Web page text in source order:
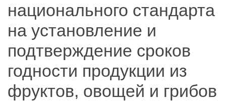
национального стандарта
на установление и
подтверждение сроков
годности продукции из
фруктов, овощей и грибов